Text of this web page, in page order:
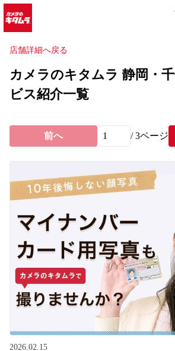
店舗詳細へ戻る
カメラのキタムラ 静岡・
ビス紹介一覧
前へ /3ページ
2026.02.15